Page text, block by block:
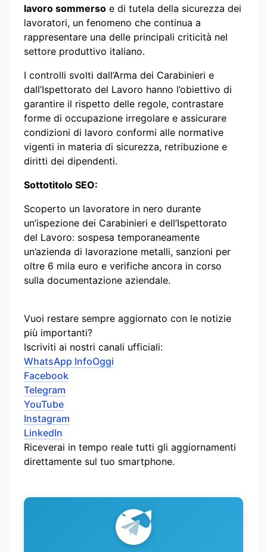
lavoro sommerso e di tutela della sicurezza dei
lavoratori, un fenomeno che continua a
rappresentare una delle principali criticità nel
settore produttivo italiano.
I controlli svolti dall’Arma dei Carabinieri e
dall’Ispettorato del Lavoro hanno l’obiettivo di
garantire il rispetto delle regole, contrastare
forme di occupazione irregolare e assicurare
condizioni di lavoro conformi alle normative
vigenti in materia di sicurezza, retribuzione e
diritti dei dipendenti.
Sottotitolo SEO:
Scoperto un lavoratore in nero durante
un’ispezione dei Carabinieri e dell’Ispettorato
del Lavoro: sospesa temporaneamente
un’azienda di lavorazione metalli, sanzioni per
oltre 6 mila euro e verifiche ancora in corso
sulla documentazione aziendale.
Vuoi restare sempre aggiornato con le notizie
più importanti?
Iscriviti ai nostri canali ufficiali:
WhatsApp InfoOggi
Facebook
Telegram
YouTube
Instagram
LinkedIn
Riceverai in tempo reale tutti gli aggiornamenti
direttamente sul tuo smartphone.